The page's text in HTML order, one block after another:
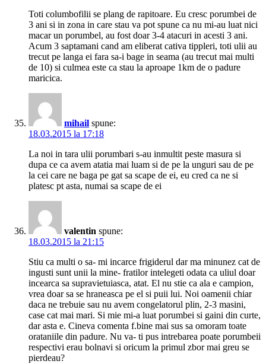
Toti columbofilii se plang de rapitoare. Eu cresc porumbei de
3 ani si in zona in care stau va pot spune ca nu mi-au luat nici
macar un porumbel, au fost doar 3-4 atacuri in acesti 3 ani.
Acum 3 saptamani cand am eliberat cativa tippleri, toti ulii au
trecut pe langa ei fara sa-i bage in seama (au trecut mai multi
de 10) si culmea este ca stau la aproape 1km de o padure
maricica.
mihail spune:
18.03.2015 la 17:18
La noi in tara ulii porumbari s-au inmultit peste masura si
dupa ce ca avem atatia mai luam si de pe la unguri sau de pe
la cei care ne baga pe gat sa scape de ei, eu cred ca ne si
platesc pt asta, numai sa scape de ei
valentin spune:
18.03.2015 la 21:15
Stiu ca multi o sa- mi incarce frigiderul dar ma minunez cat de
ingusti sunt unii la mine- fratilor intelegeti odata ca uliul doar
incearca sa supravietuiasca, atat. El nu stie ca ala e campion,
vrea doar sa se hraneasca pe el si puii lui. Noi oamenii chiar
daca ne trebuie sau nu avem congelatorul plin, 2-3 masini,
case cat mai mari. Si mie mi-a luat porumbei si gaini din curte,
dar asta e. Cineva comenta f.bine mai sus sa omoram toate
orataniile din padure. Nu va- ti pus intrebarea poate porumbeii
respectivi erau bolnavi si oricum la primul zbor mai greu se
pierdeau?